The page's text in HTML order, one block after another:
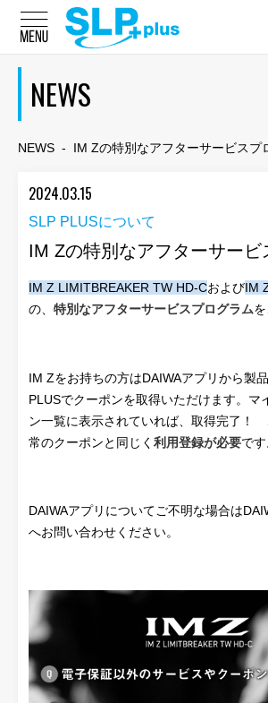
NEWS
NEWS - IM Zの特別なアフターサービスプ
2024.03.15
SLP PLUSについて
IM Zの特別なアフターサービ
IM Z LIMITBREAKER TW HD-CおよびIM
の、 特別なアフターサービスプログラム
IM Zをお持ちの方はDAIWAアプリから製
PLUSでクーポンを取得いただけます。マ
ン一覧に表示されていれば、取得完了！
常のクーポンと同じく 利用登録が必要です
DAIWAアプリについてご不明な場合は
へお問い合わせください。